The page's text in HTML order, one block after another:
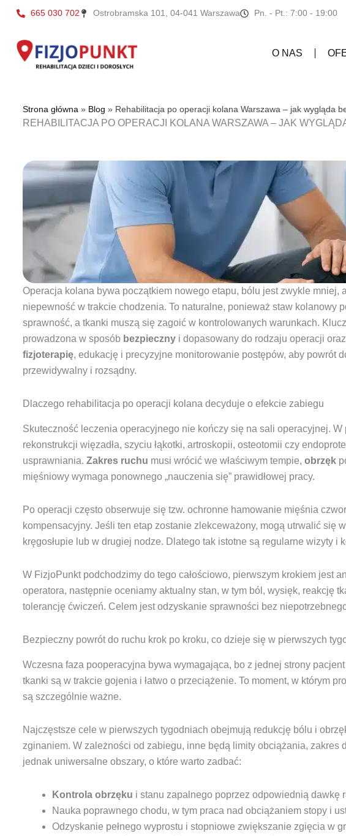
Przejdź
treści
665 030 702 Ostrobramska 101, 04-041 Warszawa Pn. - Pt.: 7:00 - 19:00
O NAS
Strona główna » Blog » Rehabilitacja po operacji kolana Warszawa – jak wygląda
REHABILITACJA PO OPERACJI KOLANA WARSZAWA – JAK
Operacja kolana bywa początkiem nowego etapu, bólu jest zwykle mniej,
niepewność w trakcie chodzenia. To naturalne, ponieważ staw kolanowy
sprawność, a tkanki muszą się zagoić w kontrolowanych warunkach.
prowadzona w sposób bezpieczny i dopasowany do rodzaju operacji
fizjoterapię, edukację i precyzyjne monitorowanie postępów, aby powrót
przewidywalny i rozsądny.
Dlaczego rehabilitacja po operacji kolana decyduje o efekcie zabiegu
Skuteczność leczenia operacyjnego nie kończy się na sali operacyjnej.
rekonstrukcji więzadła, szyciu łąkotki, artroskopii, osteotomii czy
usprawniania. Zakres ruchu musi wrócić we właściwym tempie, obrzęk
mięśniowy wymaga ponownego „nauczenia się” prawidłowej pracy.
Po operacji często obserwuje się tzw. ochronne hamowanie mięśnia
kompensacyjny. Jeśli ten etap zostanie zlekceważony, mogą utrwalić się
kręgosłupie lub w drugiej nodze. Dlatego tak istotne są regularne wizyty
W FizjoPunkt podchodzimy do tego całościowo, pierwszym krokiem jest
operatora, następnie oceniamy aktualny stan, w tym ból, wysięk, reakcję
tolerancję ćwiczeń. Celem jest odzyskanie sprawności bez
Bezpieczny powrót do ruchu krok po kroku, co dzieje się w pierwszych
Wczesna faza pooperacyjna bywa wymagająca, bo z jednej strony
tkanki są w trakcie gojenia i łatwo o przeciążenie. To moment, w którym
są szczególnie ważne.
Najczęstsze cele w pierwszych tygodniach obejmują redukcję bólu i
zginaniem. W zależności od zabiegu, inne będą limity obciążania,
jednak uniwersalne obszary, o które warto zadbać:
Kontrola obrzęku i stanu zapalnego poprzez odpowiednią dawkę
Nauka poprawnego chodu, w tym praca nad obciążaniem stopy i
Odzyskanie pełnego wyprostu i stopniowe zwiększanie zgięcia w